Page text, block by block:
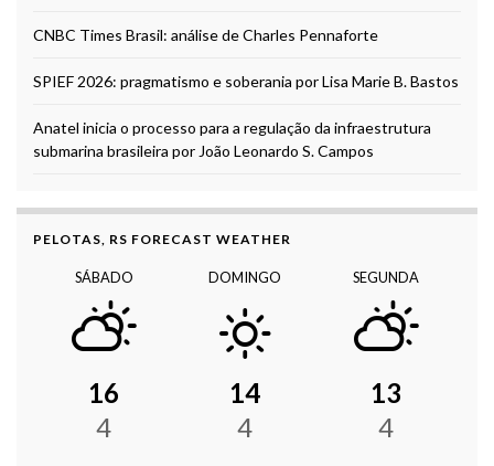
CNBC Times Brasil: análise de Charles Pennaforte
SPIEF 2026: pragmatismo e soberania por Lisa Marie B. Bastos
Anatel inicia o processo para a regulação da infraestrutura
submarina brasileira por João Leonardo S. Campos
PELOTAS, RS FORECAST WEATHER
SÁBADO
16
4
DOMINGO
14
4
SEGUNDA
13
4